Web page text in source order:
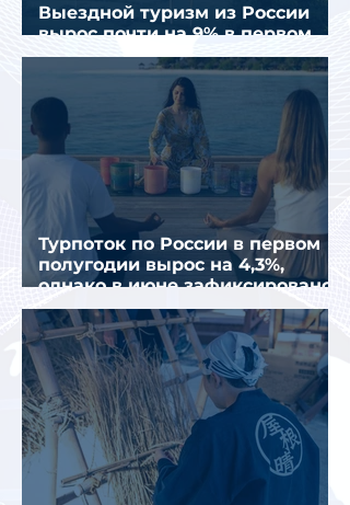
Выездной туризм из России
вырос почти на 9% в первом
полугодии 2026 года
Турпоток по России в первом
полугодии вырос на 4,3%,
однако в июне зафиксировано
снижение